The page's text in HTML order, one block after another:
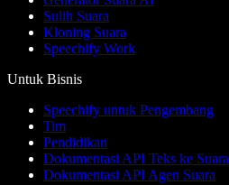
Sulih Suara
Kloning Suara
Speechify Work
Untuk Bisnis
Speechify untuk Pengembang
Tim
Pendidikan
Dokumentasi API Teks ke Suara
Dokumentasi API Agen Suara